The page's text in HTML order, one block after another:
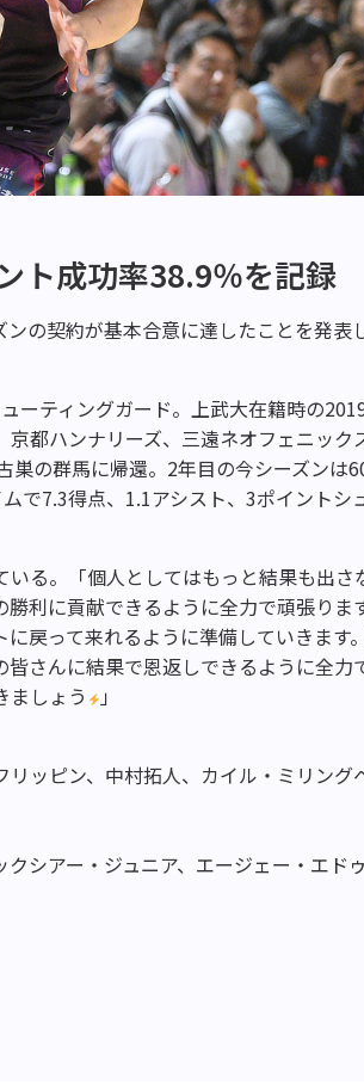
ト成功率38.9％を記録
の契約が基本合意に達したことを発表
ーティングガード。上武大在籍時の
都ハンナリーズ、三遠ネオフェニック
巣の群馬に帰還。2年目の今シーズンは
で7.3得点、1.1アシスト、3ポイントシ
る。「個人としてはもっと結果も出さ
利に貢献できるように全力で頑張ります
戻って来れるように準備していきます
さんに結果で恩返しできるように全力
ましょう
」
リッピン、中村拓人、カイル・ミリング
シアー・ジュニア、エージェー・エドゥ